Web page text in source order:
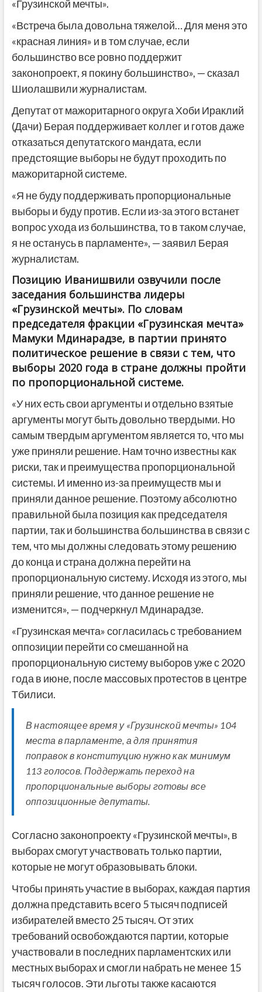
«Грузинской мечты».
«Встреча была довольна тяжелой… Для меня это
«красная линия» и в том случае, если
большинство все ровно поддержит
законопроект, я покину большинство», — сказал
Шиолашвили журналистам.
Депутат от мажоритарного округа Хоби Ираклий
(Дачи) Берая поддерживает коллег и готов даже
отказаться депутатского мандата, если
предстоящие выборы не будут проходить по
мажоритарной системе.
«Я не буду поддерживать пропорциональные
выборы и буду против. Если из-за этого встанет
вопрос ухода из большинства, то в таком случае,
я не останусь в парламенте», — заявил Берая
журналистам.
Позицию Иванишвили озвучили после
заседания большинства лидеры
«Грузинской мечты». По словам
председателя фракции «Грузинская мечта»
Мамуки Мдинарадзе, в партии принято
политическое решение в связи с тем, что
выборы 2020 года в стране должны пройти
по пропорциональной системе.
«У них есть свои аргументы и отдельно взятые
аргументы могут быть довольно твердыми. Но
самым твердым аргументом является то, что мы
уже приняли решение. Нам точно известны как
риски, так и преимущества пропорциональной
системы. И именно из-за преимуществ мы и
приняли данное решение. Поэтому абсолютно
правильной была позиция как председателя
партии, так и большинства большинства в связи с
тем, что мы должны следовать этому решению
до конца и страна должна перейти на
пропорциональную систему. Исходя из этого, мы
приняли решение, что данное решение не
изменится», — подчеркнул Мдинарадзе.
«Грузинская мечта» согласилась с требованием
оппозиции перейти со смешанной на
пропорциональную систему выборов уже с 2020
года в июне, после массовых протестов в центре
Тбилиси.
В настоящее время у «Грузинской мечты» 104
места в парламенте, а для принятия
поправок в конституцию нужно как минимум
113 голосов. Поддержать переход на
пропорциональные выборы готовы все
оппозиционные депутаты.
Согласно законопроекту «Грузинской мечты», в
выборах смогут участвовать только партии,
которые не могут образовывать блоки.
Чтобы принять участие в выборах, каждая партия
должна представить всего 5 тысяч подписей
избирателей вместо 25 тысяч. От этих
требований освобождаются партии, которые
участвовали в последних парламентских или
местных выборах и смогли набрать не менее 15
тысяч голосов. Эти льготы также касаются